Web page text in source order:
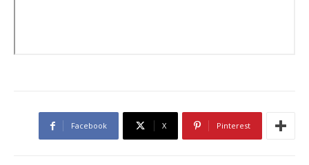
Facebook X Pinterest